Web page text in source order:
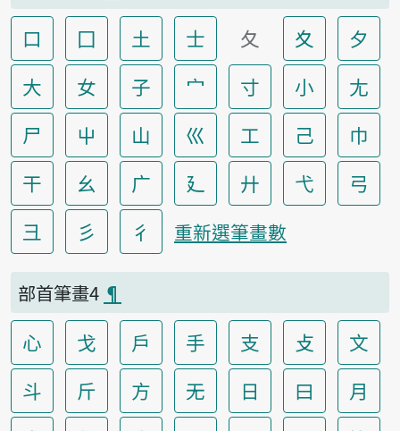
口 囗 土 士 夂 夊
夕
大
女 子 宀 寸 小
尢
尸
屮 山 巛 工 己
巾
干
幺 广 廴 廾 弋
弓
彐
彡 彳 重新選筆畫數
部首筆畫4 ¶
心 戈 戶 手 支 攴
文
斗
斤 方 无 日 曰
月